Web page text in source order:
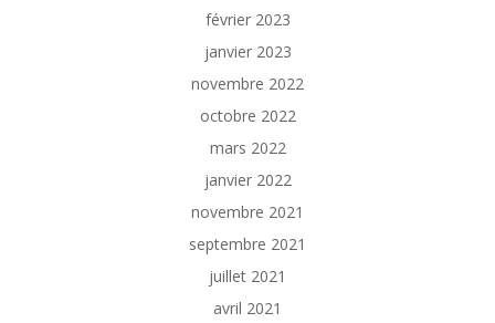
février 2023
janvier 2023
novembre 2022
octobre 2022
mars 2022
janvier 2022
novembre 2021
septembre 2021
juillet 2021
avril 2021